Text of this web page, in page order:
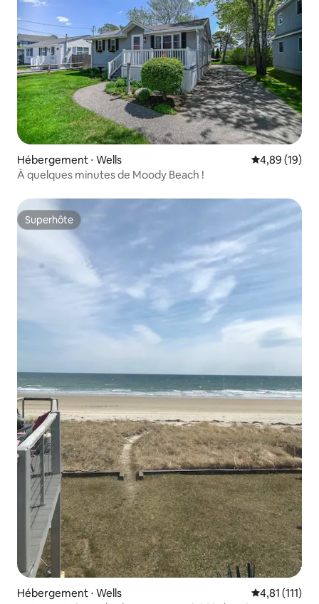
Hébergement ⋅ Wells Évaluation
4,89 (19)
À quelques minutes de Moody Beach !
Superhôte
Superhôte
Hébergement ⋅ Wells Évaluation
4,81 (111)